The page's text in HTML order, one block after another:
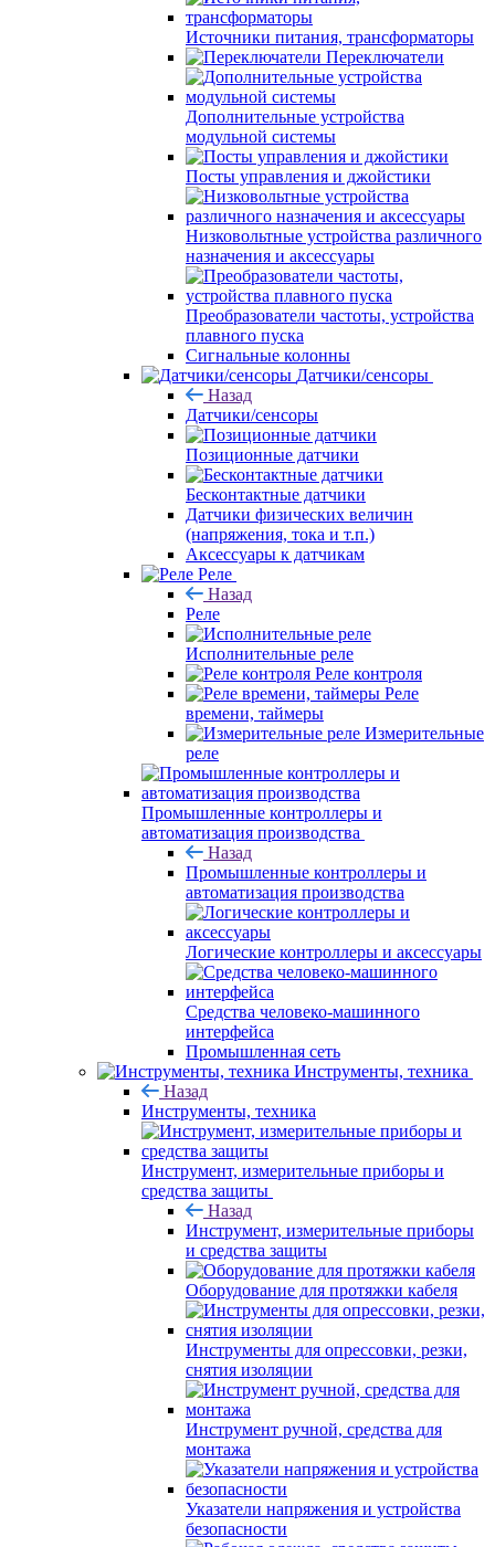
Источники питания, трансформаторы
Переключатели
Дополнительные устройства
модульной системы
Посты управления и джойстики
Низковольтные устройства различного
назначения и аксессуары
Преобразователи частоты, устройства
плавного пуска
Сигнальные колонны
Датчики/сенсоры
Назад
Датчики/сенсоры
Позиционные датчики
Бесконтактные датчики
Датчики физических величин
(напряжения, тока и т.п.)
Аксессуары к датчикам
Реле
Назад
Реле
Исполнительные реле
Реле контроля
Реле
времени, таймеры
Измерительные
реле
Промышленные контроллеры и
автоматизация производства
Назад
Промышленные контроллеры и
автоматизация производства
Логические контроллеры и аксессуары
Средства человеко-машинного
интерфейса
Промышленная сеть
Инструменты, техника
Назад
Инструменты, техника
Инструмент, измерительные приборы и
средства защиты
Назад
Инструмент, измерительные приборы
и средства защиты
Оборудование для протяжки кабеля
Инструменты для опрессовки, резки,
снятия изоляции
Инструмент ручной, средства для
монтажа
Указатели напряжения и устройства
безопасности